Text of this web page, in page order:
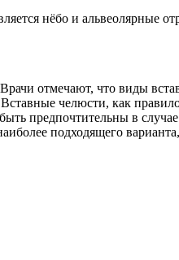
нёбо и альвеолярные
отмечают, что виды
челюсти, как
предпочтительны в
подходящего